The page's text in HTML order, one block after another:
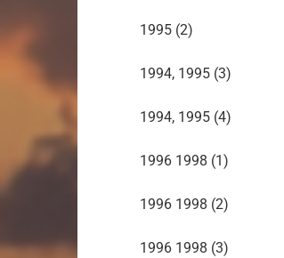
1995 (2)
1994, 1995 (3)
1994, 1995 (4)
1996 1998 (1)
1996 1998 (2)
1996 1998 (3)